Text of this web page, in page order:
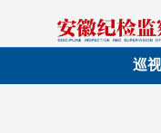
巡视